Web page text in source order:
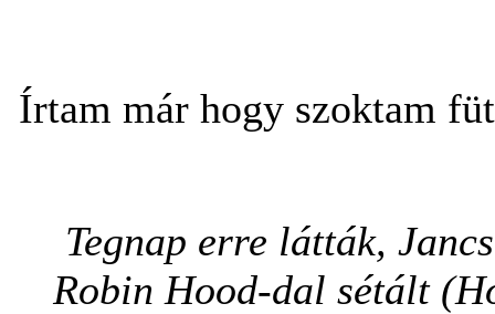
Írtam már hogy szoktam
Tegnap erre látták,
Robin Hood-dal sétált